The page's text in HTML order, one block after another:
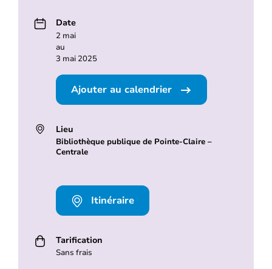
Date
2 mai
au
3 mai 2025
Ajouter au calendrier
Lieu
Bibliothèque publique de Pointe-Claire –
Centrale
Itinéraire
Tarification
Sans frais